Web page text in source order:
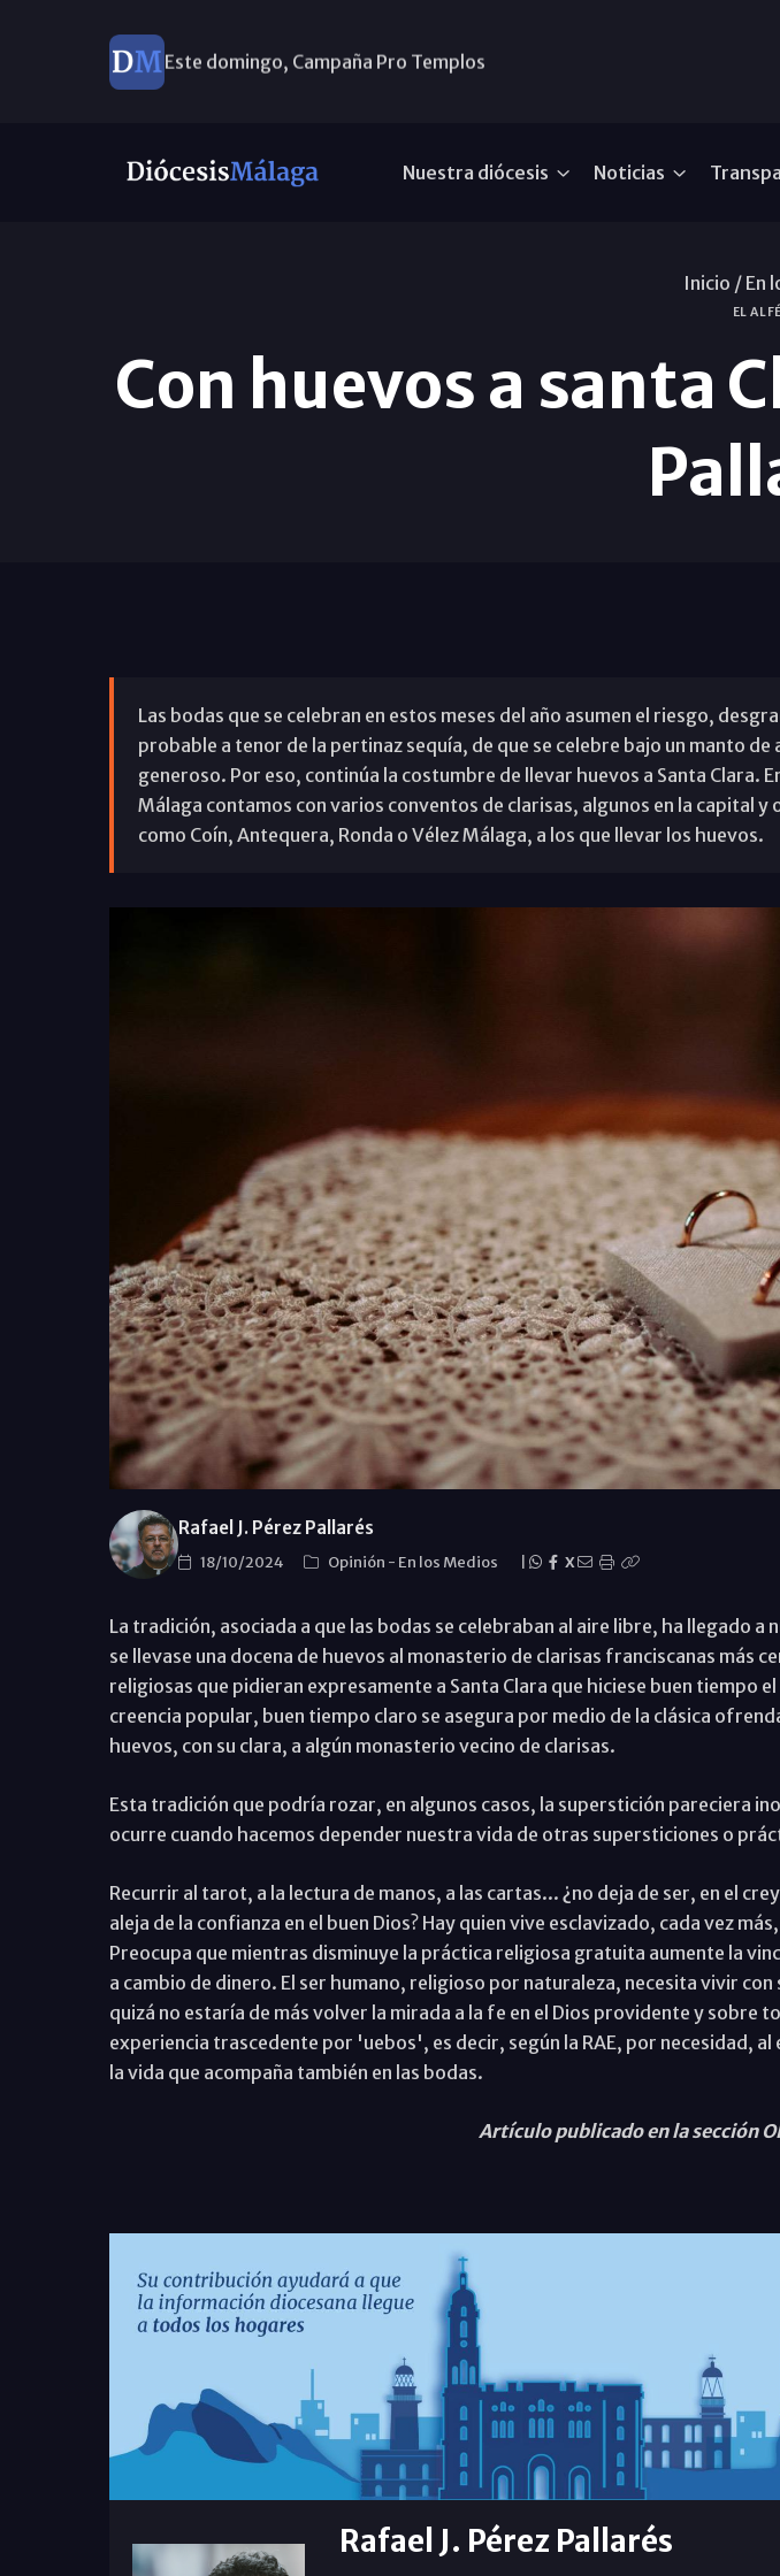
Este domingo, Campaña Pro Templos
Nuestra diócesis Noticias
Inicio / En
EL
Con huevos a santa
Las bodas que se celebran en estos meses del año asumen el riesgo,
probable a tenor de la pertinaz sequía, de que se celebre bajo un manto de
generoso. Por eso, continúa la costumbre de llevar huevos a Santa Clara.
Málaga contamos con varios conventos de clarisas, algunos en la capital y
como Coín, Antequera, Ronda o Vélez Málaga, a los que llevar los huevos.
Rafael J. Pérez Pallarés
18/10/2024 Opinión - En los Medios X
La tradición, asociada a que las bodas se celebraban al aire libre, ha llegado a
se llevase una docena de huevos al monasterio de clarisas franciscanas más
religiosas que pidieran expresamente a Santa Clara que hiciese buen tiempo el
creencia popular, buen tiempo claro se asegura por medio de la clásica
huevos, con su clara, a algún monasterio vecino de clarisas.
Esta tradición que podría rozar, en algunos casos, la superstición pareciera
ocurre cuando hacemos depender nuestra vida de otras supersticiones o
Recurrir al tarot, a la lectura de manos, a las cartas... ¿no deja de ser, en el
aleja de la confianza en el buen Dios? Hay quien vive esclavizado, cada vez
Preocupa que mientras disminuye la práctica religiosa gratuita aumente la
a cambio de dinero. El ser humano, religioso por naturaleza, necesita vivir
quizá no estaría de más volver la mirada a la fe en el Dios providente y sobre
experiencia trascedente por 'uebos', es decir, según la RAE, por necesidad, al
la vida que acompaña también en las bodas.
Artículo publicado en la sección
Rafael J. Pérez Pallarés